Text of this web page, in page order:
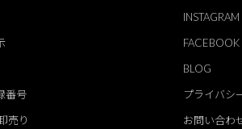
番号
売り
INSTAGRAM
FACEBOOK
BLOG
プライバシ
お問い合わ